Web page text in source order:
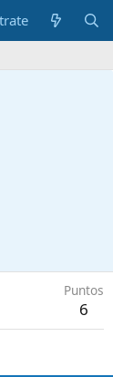
Puntos
6